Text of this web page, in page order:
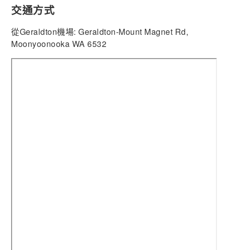
交通方式
從Geraldton機場: Geraldton-Mount Magnet Rd,
Moonyoonooka WA 6532